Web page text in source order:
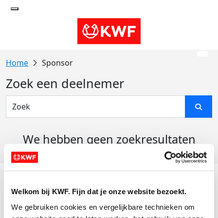
Welkom bij KWF. Fijn dat je onze website bezoekt.
We gebruiken cookies en vergelijkbare technieken om
Sponsor
Zoek een deelnemer
We hebben geen zoekresultaten
Actiematerialen
Evenementen